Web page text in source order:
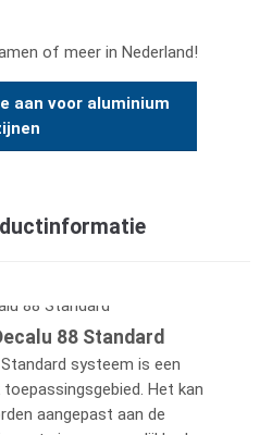
of meer in Nederland!
aan voor aluminium
88 Standard
systeem is een
Het kan
aangepast aan de